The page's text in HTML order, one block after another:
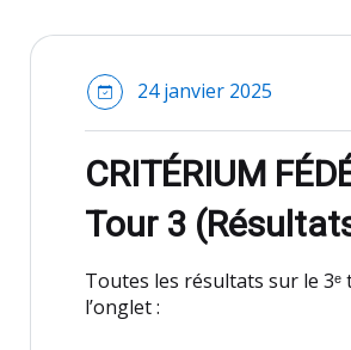
24 janvier 2025
CRITÉRIUM
Tour 3
Toutes les résultats sur le 3ᵉ
l’onglet :